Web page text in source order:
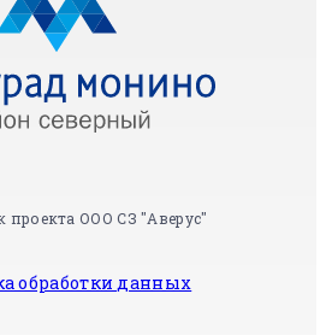
проекта ООО СЗ "Аверус"
обработки данных